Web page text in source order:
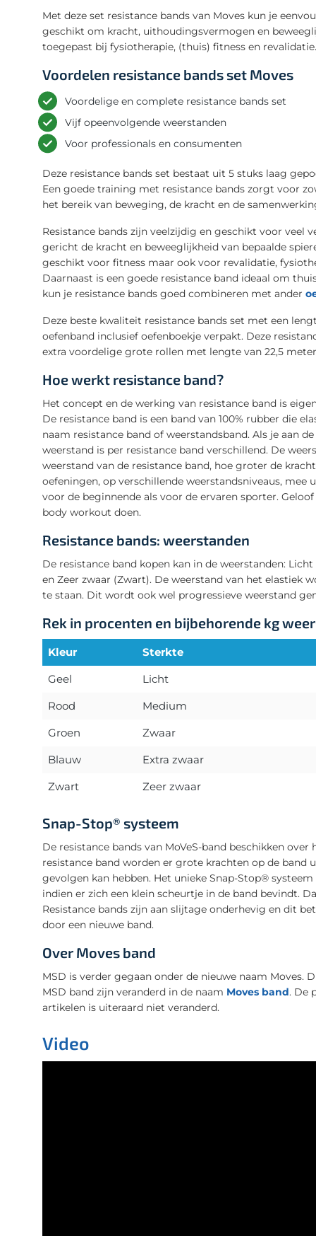
Met deze set resistance bands van Moves kun je
geschikt om kracht, uithoudingsvermogen en
toegepast bij fysiotherapie, (thuis) fitness en revalidatie.
Voordelen resistance bands set Moves
Voordelige en complete resistance bands set
Vijf opeenvolgende weerstanden
Voor professionals en consumenten
Deze resistance bands set bestaat uit 5 stuks laag
Een goede training met resistance bands zorgt voor
het bereik van beweging, de kracht en de
Resistance bands zijn veelzijdig en geschikt voor veel
gericht de kracht en beweeglijkheid van bepaalde
geschikt voor fitness maar ook voor revalidatie,
Daarnaast is een goede resistance band ideaal om
kun je resistance bands goed combineren met ander
Deze beste kwaliteit resistance bands set met een
oefenband inclusief oefenboekje verpakt. Deze
extra voordelige grote rollen met lengte van 22,5
Hoe werkt resistance band?
Het concept en de werking van resistance band is
De resistance band is een band van 100% rubber die
naam resistance band of weerstandsband. Als je aan
weerstand is per resistance band verschillend. De
weerstand van de resistance band, hoe groter de
oefeningen, op verschillende weerstandsniveaus,
voor de beginnende als voor de ervaren sporter.
body workout doen.
Resistance bands: weerstanden
De resistance band kopen kan in de weerstanden:
en Zeer zwaar (Zwart). De weerstand van het elastiek
te staan. Dit wordt ook wel progressieve weerstand
Rek in procenten en bijbehorende kg
Kleur
Sterkte
Geel
Licht
Rood
Medium
Groen
Zwaar
Blauw
Extra zwaar
Zwart
Zeer zwaar
Snap-Stop® systeem
De resistance bands van MoVeS-band beschikken
resistance band worden er grote krachten op de band
gevolgen kan hebben. Het unieke Snap-Stop®
indien er zich een klein scheurtje in de band bevindt.
Resistance bands zijn aan slijtage onderhevig en dit
door een nieuwe band.
Over Moves band
MSD is verder gegaan onder de nieuwe naam
MSD band zijn veranderd in de naam Moves band. De
artikelen is uiteraard niet veranderd.
Video